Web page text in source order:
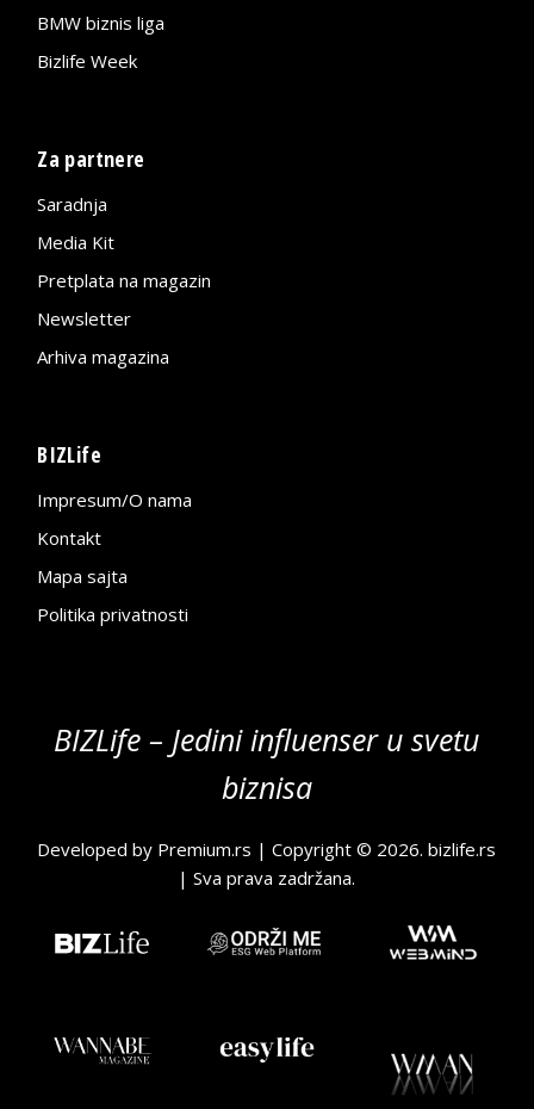
BMW biznis liga
Bizlife Week
Za partnere
Saradnja
Media Kit
Pretplata na magazin
Newsletter
Arhiva magazina
BIZLife
Impresum/O nama
Kontakt
Mapa sajta
Politika privatnosti
BIZLife – Jedini influenser u svetu
biznisa
Developed by Premium.rs | Copyright © 2026.bizlife.rs
| Sva prava zadržana.